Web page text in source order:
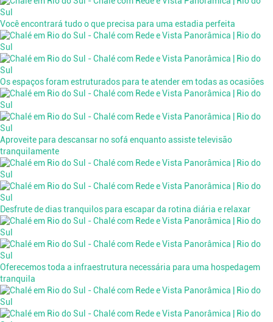
Você encontrará tudo o que precisa para uma estadia perfeita
Os espaços foram estruturados para te atender em todas as ocasiões
Aproveite para descansar no sofá enquanto assiste televisão
tranquilamente
Desfrute de dias tranquilos para escapar da rotina diária e relaxar
Oferecemos toda a infraestrutura necessária para uma hospedagem
tranquila